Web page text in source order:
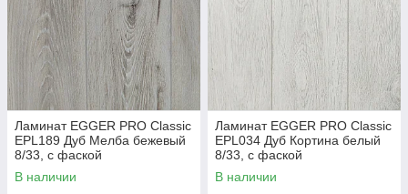
пропитка.
Ламинат EGGER PRO Classic
EPL189 Дуб Мелба бежевый
8/33, с фаской
В наличии
Ламинат EGGER PRO Classic
EPL034 Дуб Кортина белый
8/33, с фаской
В наличии